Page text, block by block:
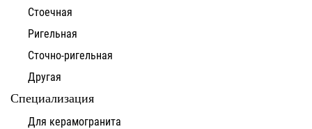
Стоечная
Ригельная
Сточно-ригельная
Другая
Специализация
Для керамогранита